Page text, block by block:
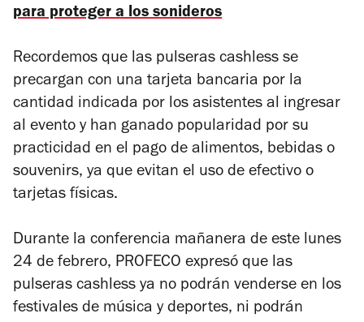
para proteger a los sonideros
Recordemos que las pulseras cashless se
precargan con una tarjeta bancaria por la
cantidad indicada por los asistentes al ingresar
al evento y han ganado popularidad por su
practicidad en el pago de alimentos, bebidas o
souvenirs, ya que evitan el uso de efectivo o
tarjetas físicas.
Durante la conferencia mañanera de este lunes
24 de febrero, PROFECO expresó que las
pulseras cashless ya no podrán venderse en los
festivales de música y deportes, ni podrán